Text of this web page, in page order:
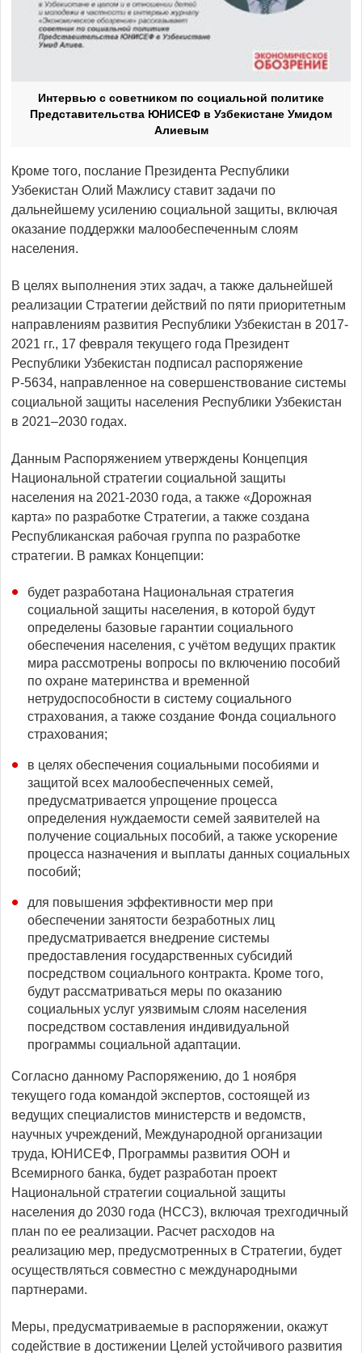
Интервью с советником по социальной политике
Представительства ЮНИСЕФ в Узбекистане Умидом
Алиевым
Кроме того, послание Президента Республики
Узбекистан Олий Мажлису ставит задачи по
дальнейшему усилению социальной защиты, включая
оказание поддержки малообеспеченным слоям
населения.
В целях выполнения этих задач, а также дальнейшей
реализации Стратегии действий по пяти приоритетным
направлениям развития Республики Узбекистан в 2017-
2021 гг., 17 февраля текущего года Президент
Республики Узбекистан подписал распоряжение
Р-5634, направленное на совершенствование системы
социальной защиты населения Республики Узбекистан
в 2021–2030 годах.
Данным Распоряжением утверждены Концепция
Национальной стратегии социальной защиты
населения на 2021-2030 года, а также «Дорожная
карта» по разработке Стратегии, а также создана
Республиканская рабочая группа по разработке
стратегии. В рамках Концепции:
будет разработана Национальная стратегия
социальной защиты населения, в которой будут
определены базовые гарантии социального
обеспечения населения, с учётом ведущих практик
мира рассмотрены вопросы по включению пособий
по охране материнства и временной
нетрудоспособности в систему социального
страхования, а также создание Фонда социального
страхования;
в целях обеспечения социальными пособиями и
защитой всех малообеспеченных семей,
предусматривается упрощение процесса
определения нуждаемости семей заявителей на
получение социальных пособий, а также ускорение
процесса назначения и выплаты данных социальных
пособий;
для повышения эффективности мер при
обеспечении занятости безработных лиц
предусматривается внедрение системы
предоставления государственных субсидий
посредством социального контракта. Кроме того,
будут рассматриваться меры по оказанию
социальных услуг уязвимым слоям населения
посредством составления индивидуальной
программы социальной адаптации.
Согласно данному Распоряжению, до 1 ноября
текущего года командой экспертов, состоящей из
ведущих специалистов министерств и ведомств,
научных учреждений, Международной организации
труда, ЮНИСЕФ, Программы развития ООН и
Всемирного банка, будет разработан проект
Национальной стратегии социальной защиты
населения до 2030 года (НССЗ), включая трехгодичный
план по ее реализации. Расчет расходов на
реализацию мер, предусмотренных в Стратегии, будет
осуществляться совместно с международными
партнерами.
Меры, предусматриваемые в распоряжении, окажут
содействие в достижении Целей устойчивого развития